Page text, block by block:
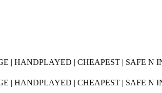
| HANDPLAYED | CHEAPEST | SAFE N
| HANDPLAYED | CHEAPEST | SAFE N